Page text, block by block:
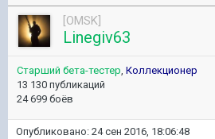
[OMSK]
Linegiv63
Старший бета-тестер, Коллекционер
13 130 публикаций
24 699 боёв
Опубликовано: 24 сен 2016, 18:06:48